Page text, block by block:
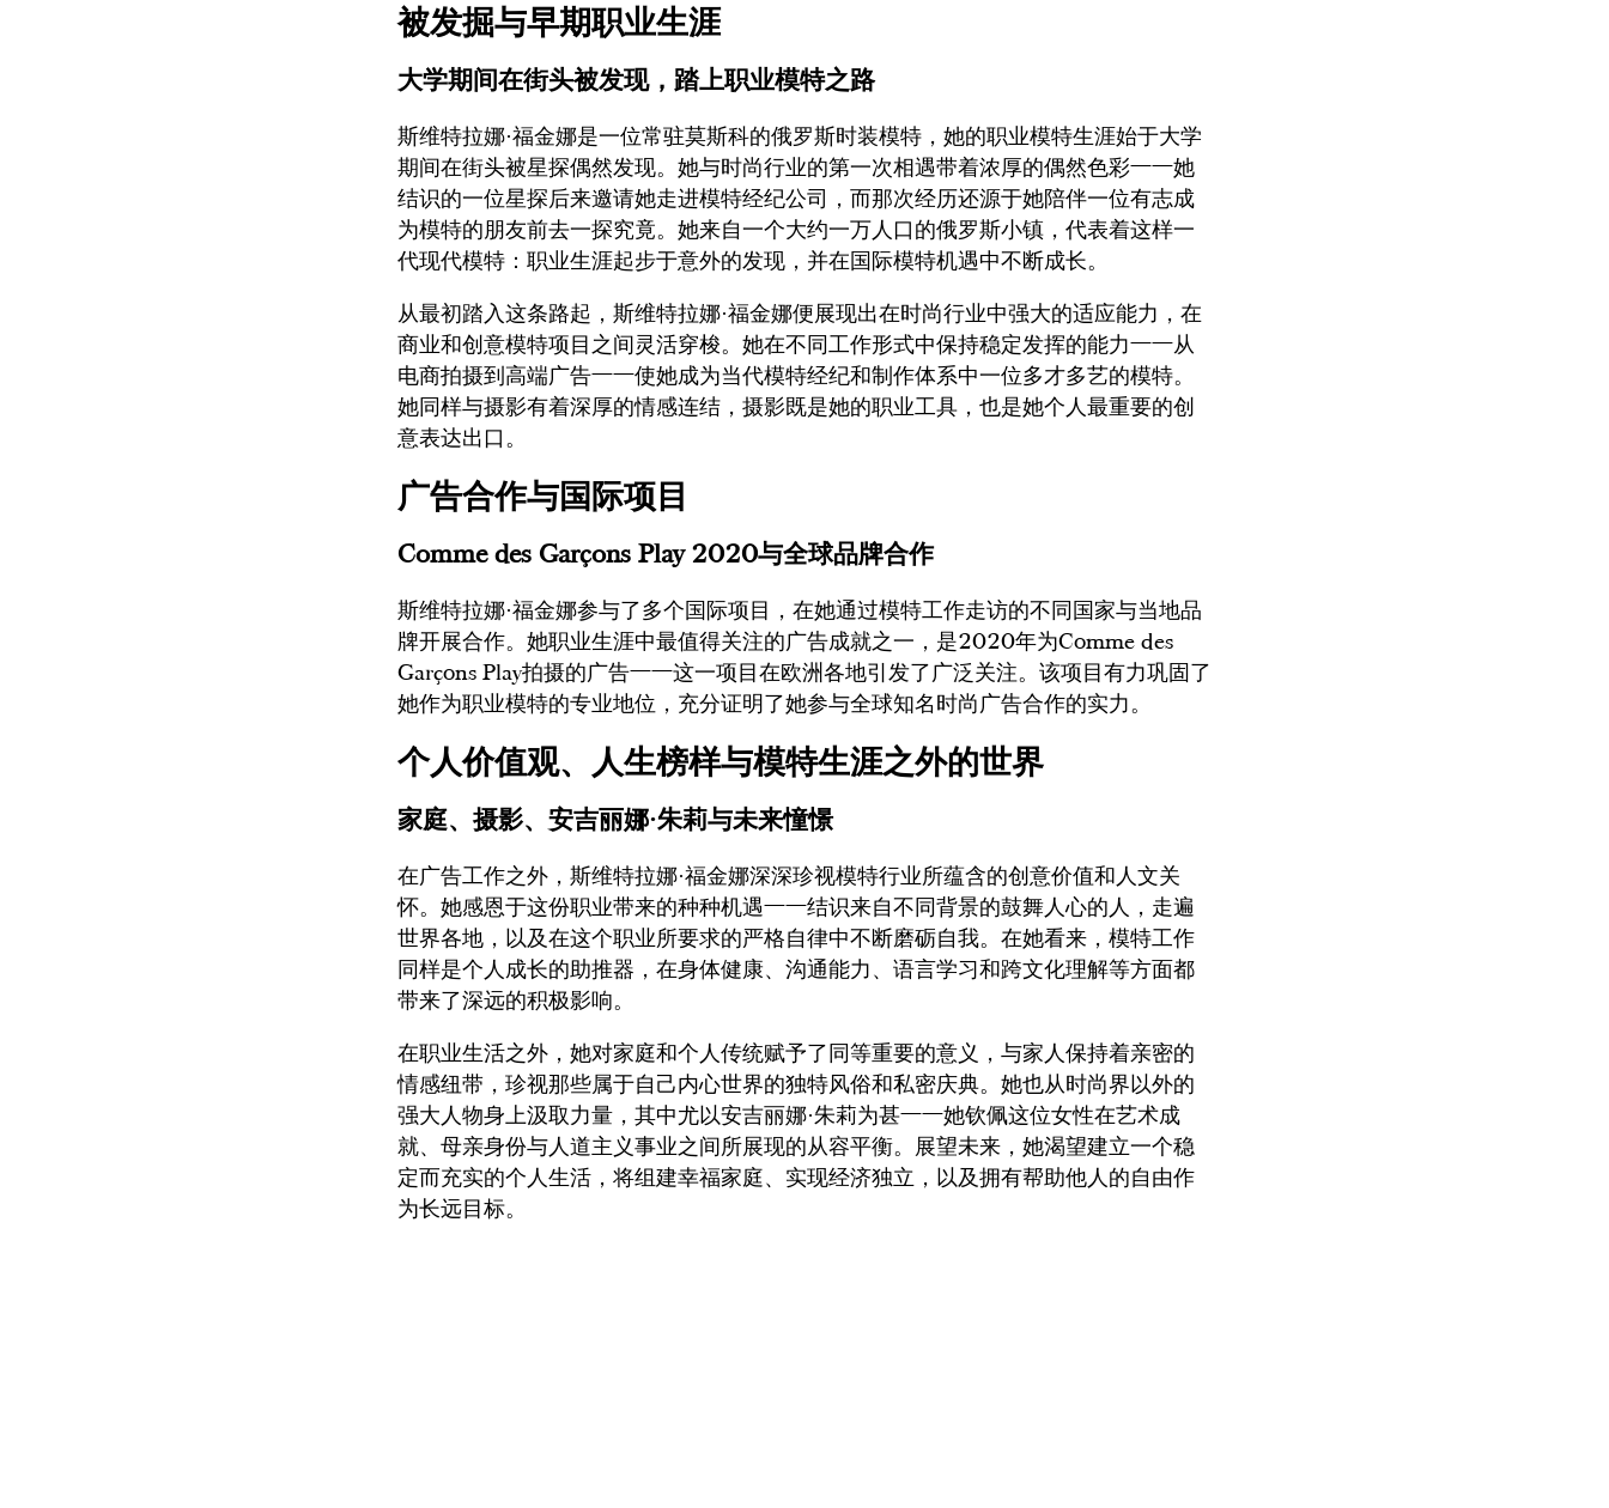
被发掘与早期职业生涯
大学期间在街头被发现，踏上职业模特之路
斯维特拉娜·福金娜是一位常驻莫斯科的俄罗斯时装模特，她的职业模特生涯始于大学
期间在街头被星探偶然发现。她与时尚行业的第一次相遇带着浓厚的偶然色彩——她
结识的一位星探后来邀请她走进模特经纪公司，而那次经历还源于她陪伴一位有志成
为模特的朋友前去一探究竟。她来自一个大约一万人口的俄罗斯小镇，代表着这样一
代现代模特：职业生涯起步于意外的发现，并在国际模特机遇中不断成长。
从最初踏入这条路起，斯维特拉娜·福金娜便展现出在时尚行业中强大的适应能力，在
商业和创意模特项目之间灵活穿梭。她在不同工作形式中保持稳定发挥的能力——从
电商拍摄到高端广告——使她成为当代模特经纪和制作体系中一位多才多艺的模特。
她同样与摄影有着深厚的情感连结，摄影既是她的职业工具，也是她个人最重要的创
意表达出口。
广告合作与国际项目
Comme des Garçons Play 2020与全球品牌合作
斯维特拉娜·福金娜参与了多个国际项目，在她通过模特工作走访的不同国家与当地品
牌开展合作。她职业生涯中最值得关注的广告成就之一，是2020年为Comme des
Garçons Play拍摄的广告——这一项目在欧洲各地引发了广泛关注。该项目有力巩固了
她作为职业模特的专业地位，充分证明了她参与全球知名时尚广告合作的实力。
个人价值观、人生榜样与模特生涯之外的世界
家庭、摄影、安吉丽娜·朱莉与未来憧憬
在广告工作之外，斯维特拉娜·福金娜深深珍视模特行业所蕴含的创意价值和人文关
怀。她感恩于这份职业带来的种种机遇——结识来自不同背景的鼓舞人心的人，走遍
世界各地，以及在这个职业所要求的严格自律中不断磨砺自我。在她看来，模特工作
同样是个人成长的助推器，在身体健康、沟通能力、语言学习和跨文化理解等方面都
带来了深远的积极影响。
在职业生活之外，她对家庭和个人传统赋予了同等重要的意义，与家人保持着亲密的
情感纽带，珍视那些属于自己内心世界的独特风俗和私密庆典。她也从时尚界以外的
强大人物身上汲取力量，其中尤以安吉丽娜·朱莉为甚——她钦佩这位女性在艺术成
就、母亲身份与人道主义事业之间所展现的从容平衡。展望未来，她渴望建立一个稳
定而充实的个人生活，将组建幸福家庭、实现经济独立，以及拥有帮助他人的自由作
为长远目标。